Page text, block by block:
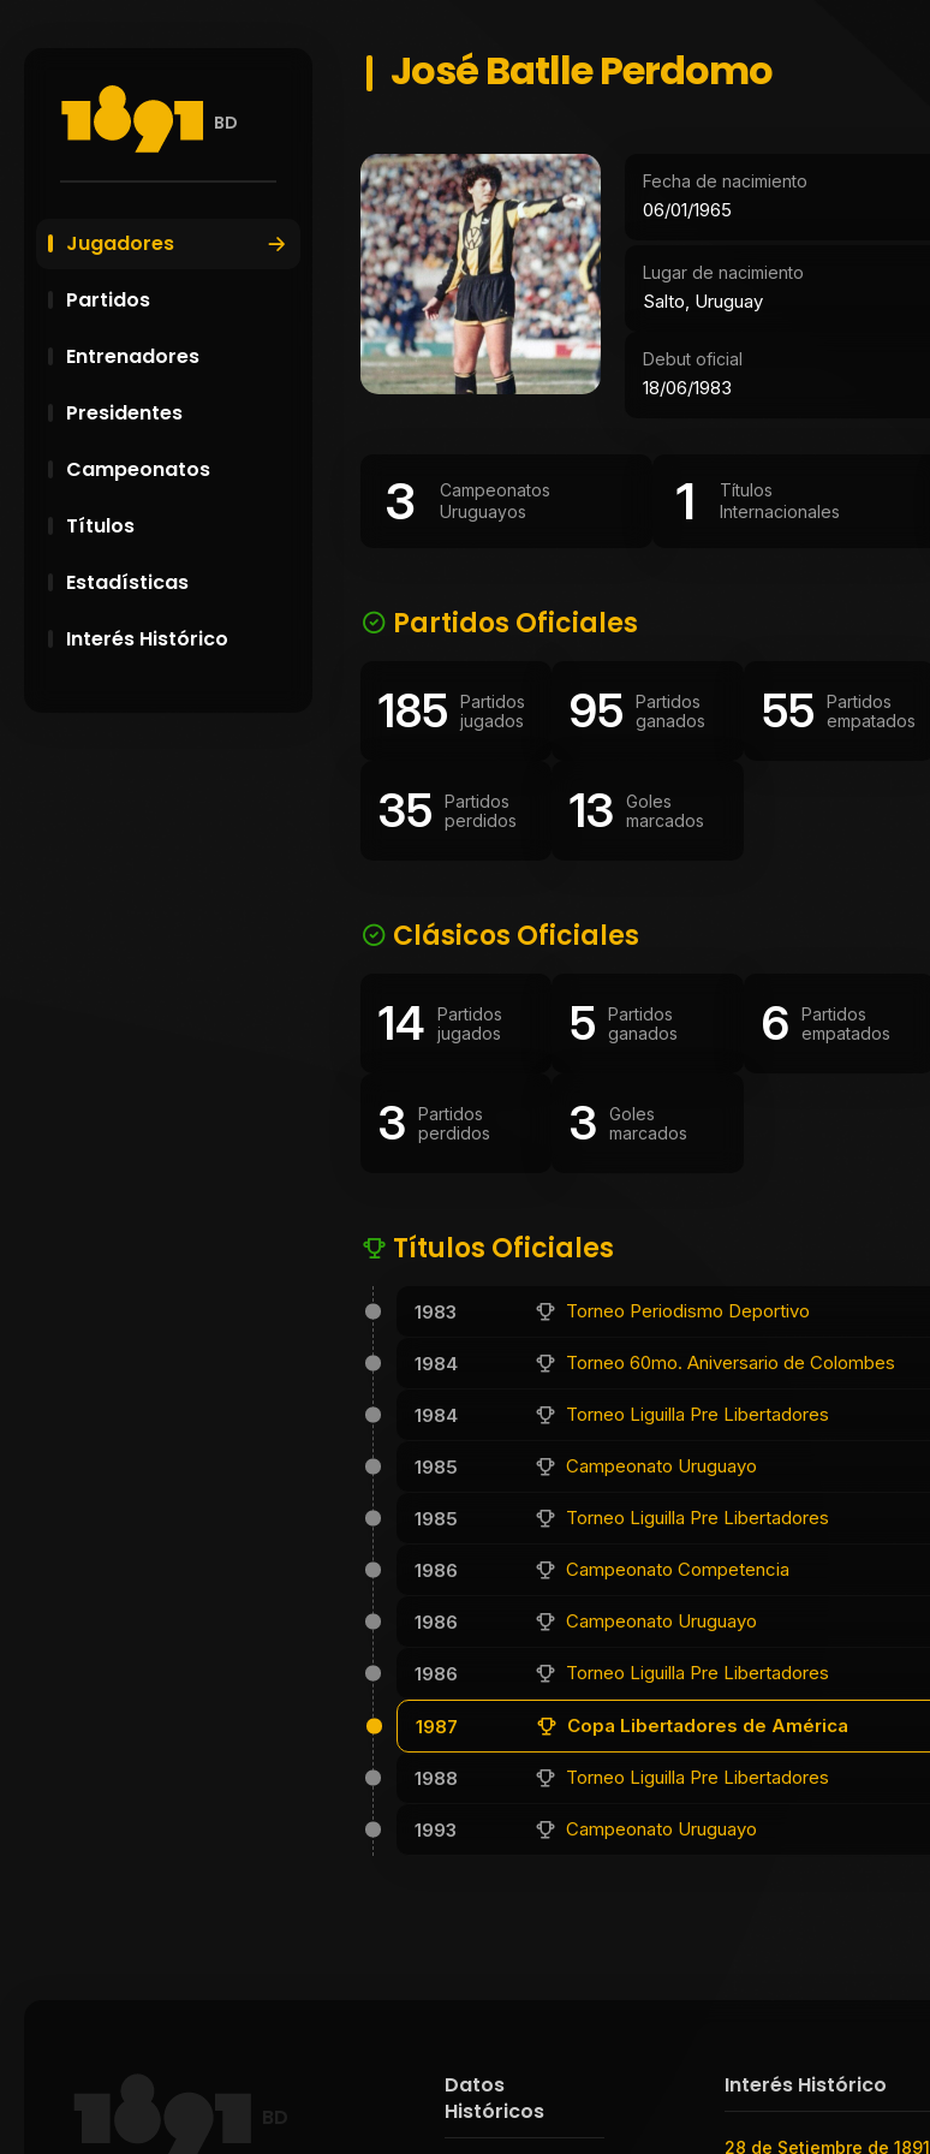
BD
Jugadores
Partidos
Entrenadores
Presidentes
Campeonatos
Títulos
Estadísticas
Interés Histórico
José Batlle Perdomo
Fecha de nacimiento
06/01/1965
Lugar de nacimiento
Salto, Uruguay
Debut oficial
18/06/1983
3
Campeonatos
Uruguayos
1
Títulos
Internacionales
Partidos Oficiales
185
Partidos
jugados
95
Partidos
ganados
55
Partidos
empatados
35
Partidos
perdidos
13
Goles
marcados
Clásicos Oficiales
14
Partidos
jugados
5
Partidos
ganados
6
Partidos
empatados
3
Partidos
perdidos
3
Goles
marcados
Títulos Oficiales
1983 Torneo Periodismo Deportivo
1984 Torneo 60mo. Aniversario de Colombes
1984 Torneo Liguilla Pre Libertadores
1985 Campeonato Uruguayo
1985 Torneo Liguilla Pre Libertadores
1986 Campeonato Competencia
1986 Campeonato Uruguayo
1986 Torneo Liguilla Pre Libertadores
1987 Copa Libertadores de América
1988 Torneo Liguilla Pre Libertadores
1993 Campeonato Uruguayo
BD
Datos
Históricos
Interés Histórico
28 de Setiembre de 1891